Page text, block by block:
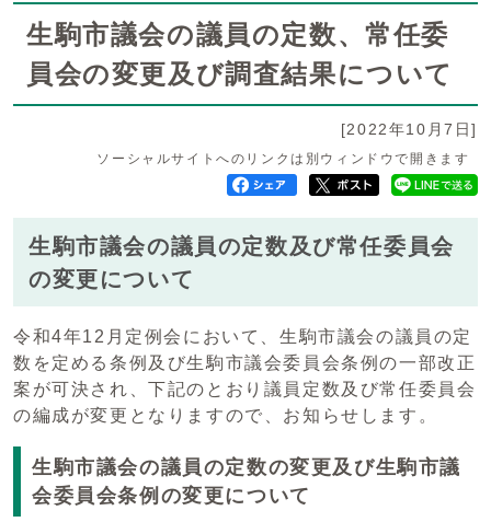
生駒市議会の議員の定数、常任委
員会の変更及び調査結果について
[2022年10月7日]
ソーシャルサイトへのリンクは別ウィンドウで開きます
生駒市議会の議員の定数及び常任委員会
の変更について
令和4年12月定例会において、生駒市議会の議員の定
数を定める条例及び生駒市議会委員会条例の一部改正
案が可決され、下記のとおり議員定数及び常任委員会
の編成が変更となりますので、お知らせします。
生駒市議会の議員の定数の変更及び生駒市議
会委員会条例の変更について